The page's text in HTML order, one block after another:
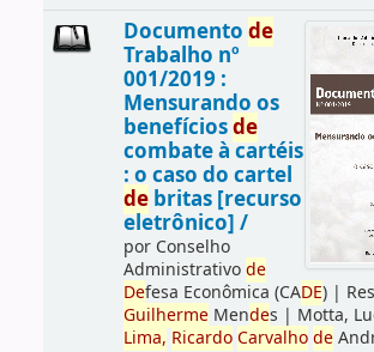
Documento de
Trabalho nº
001/2019 :
Mensurando os
benefíciosde
combate à cartéis
: o caso do cartel
debritas [recurso
eletrônico] /
por Conselho
Administrativode
Defesa Econômica (CADE)|
GuilhermeMendes | Motta,
Lima, Ricardo Carvalho de